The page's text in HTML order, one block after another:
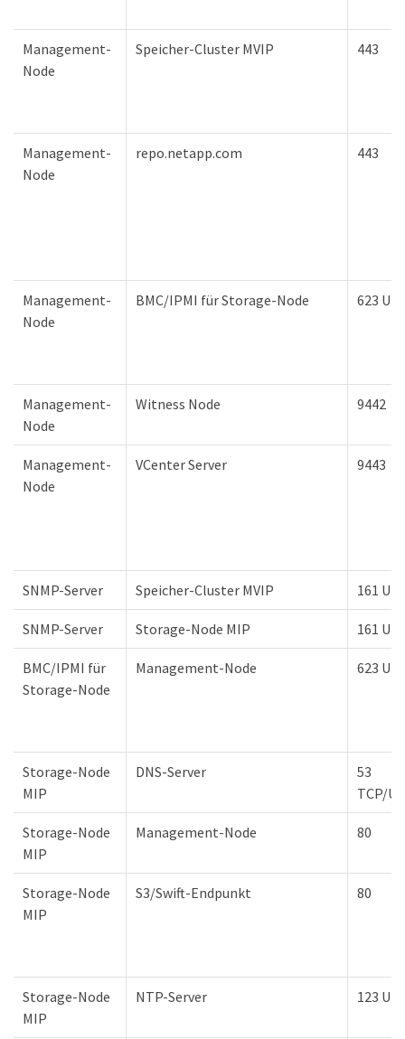
Management-
Node
Speicher-Cluster MVIP 443
Management-
Node
repo.netapp.com 443
Management-
Node
BMC/IPMI für Storage-Node 623
Management-
Node
Witness Node 9442
Management-
Node
VCenter Server 9443
SNMP-Server Speicher-Cluster MVIP 161
SNMP-Server Storage-Node MIP 161
BMC/IPMI für
Storage-Node
Management-Node 623
Storage-Node
MIP
DNS-Server
53
TCP/
Storage-Node
MIP
Management-Node 80
Storage-Node
MIP
S3/Swift-Endpunkt 80
Storage-Node
MIP
NTP-Server 123